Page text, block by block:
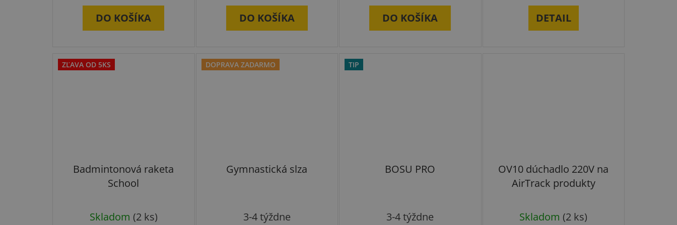
je
5,0
DO KOŠÍKA DO KOŠÍKA DO KOŠÍKA DETAIL
ZĽAVA OD 5KS
Badmintonová raketa
School
Skladom (2 ks)
DOPRAVA ZADARMO
Gymnastická slza
3-4 týždne
TIP
BOSU PRO
3-4 týždne
OV10 dúchadlo 220V na
AirTrack produkty
Skladom (2 ks)